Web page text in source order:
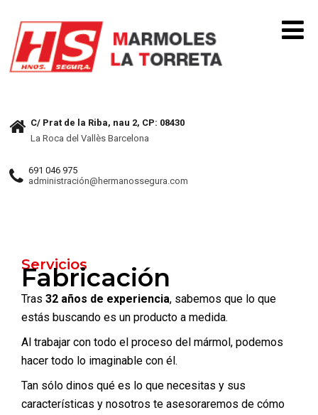
C/ Prat de la Riba, nau 2, CP: 08430
La Roca del Vallès Barcelona
691 046 975
administración@hermanossegura.com
Servicios
Fabricación
Tras 32 años de experiencia, sabemos que lo que
estás buscando es un producto a medida.
Al trabajar con todo el proceso del mármol, podemos
hacer todo lo imaginable con él.
Tan sólo dinos qué es lo que necesitas y sus
características y nosotros te asesoraremos de cómo